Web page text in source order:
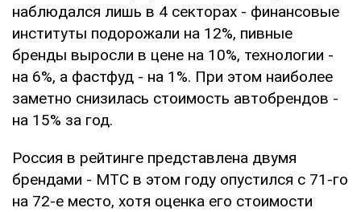
наблюдался лишь в 4 секторах - финансовые
институты подорожали на 12%, пивные
бренды выросли в цене на 10%, технологии -
на 6%, а фастфуд - на 1%. При этом наиболее
заметно снизилась стоимость автобрендов -
на 15% за год.
Россия в рейтинге представлена двумя
брендами - МТС в этом году опустился с 71-го
на 72-е место, хотя оценка его стоимости